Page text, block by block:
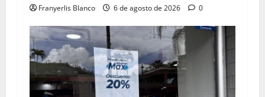
Franyerlis Blanco 6 de agosto de 2026 0